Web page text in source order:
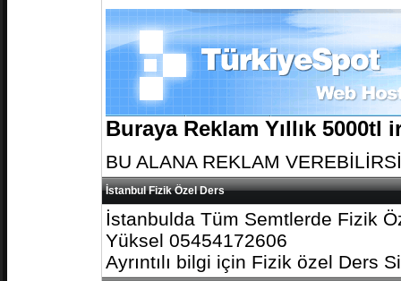
Buraya Reklam Yıllık
BU ALANA REKLAM
İstanbul Fizik Özel Ders
İstanbulda Tüm Semtlerde Fizik
Yüksel 05454172606
Ayrıntılı bilgi için Fizik özel Ders